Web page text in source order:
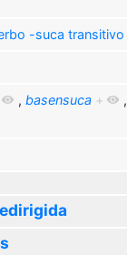
-suca transitivo
, basensuca +
,